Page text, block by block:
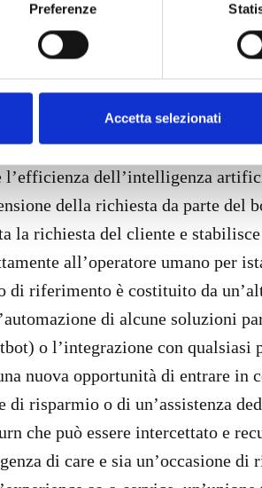
Preferenze
Accetta selezionati
di chat. La soluzione
che con il supporto
bot che tramite intervento
presidio di live chat. Si
delle singole soluzioni grazie al
dell’intelligenza
della richiesta da parte
richiesta del cliente e
all’operatore umano per
di riferimento è costituito da
di alcune soluzioni
o l’integrazione con qualsiasi
nuova opportunità di entrare in
risparmio o di un’assistenza
che può essere intercettato e
di care e sia un’occasione di